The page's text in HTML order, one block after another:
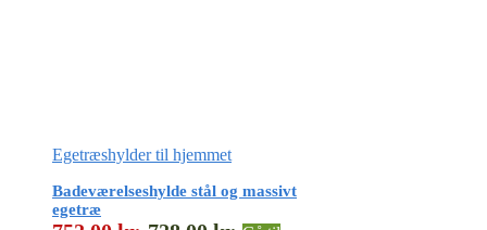
Egetræshylder til hjemmet
Badeværelseshylde stål og massivt
egetræ